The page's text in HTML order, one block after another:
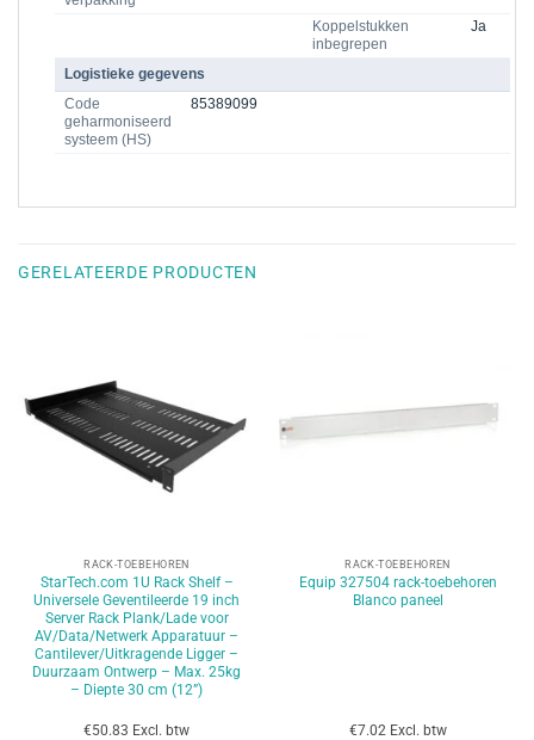
Koppelstukken
inbegrepen
Ja
Logistieke gegevens
Code
geharmoniseerd
systeem (HS)
85389099
GERELATEERDE PRODUCTEN
RACK-TOEBEHOREN
StarTech.com 1U Rack Shelf –
Universele Geventileerde 19 inch
Server Rack Plank/Lade voor
AV/Data/Netwerk Apparatuur –
Cantilever/Uitkragende Ligger –
Duurzaam Ontwerp – Max. 25kg
– Diepte 30 cm (12”)
€50.83 Excl. btw
RACK-TOEBEHOREN
Equip 327504 rack-toebehoren
Blanco paneel
€7.02 Excl. btw